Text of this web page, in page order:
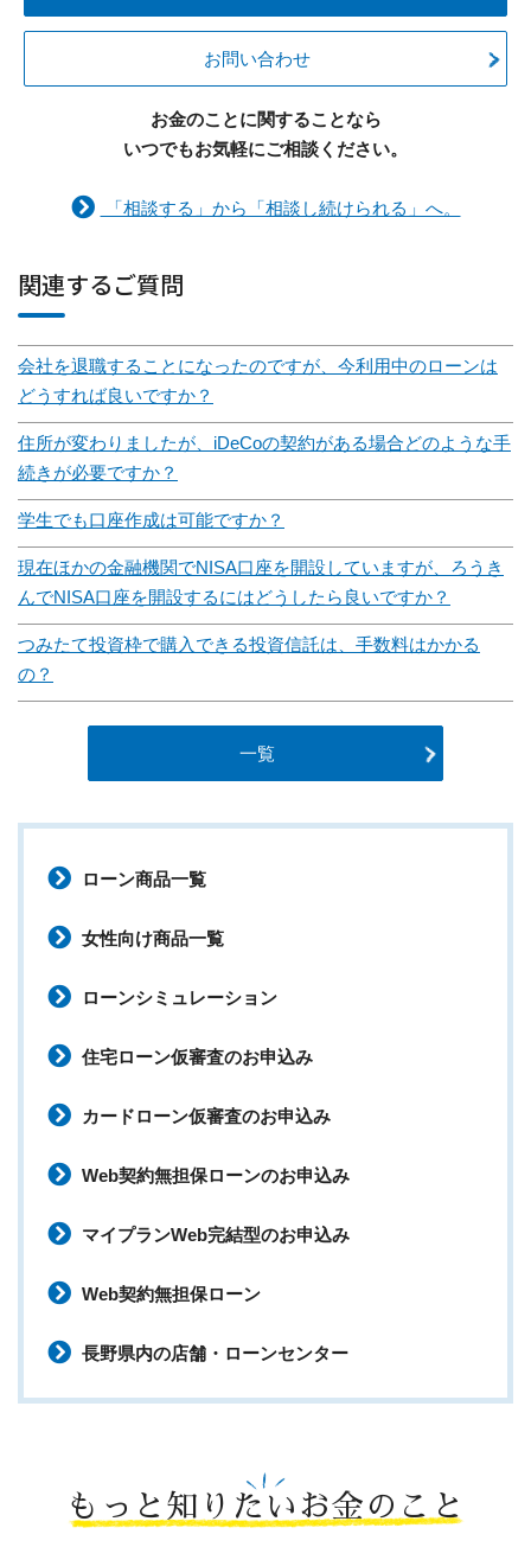
お問い合わせ
お金のことに関することなら
いつでもお気軽にご相談ください。
「相談する」から「相談し続けられる」へ。
関連するご質問
会社を退職することになったのですが、今利用中のローンは
どうすれば良いですか？
住所が変わりましたが、iDeCoの契約がある場合どのような手
続きが必要ですか？
学生でも口座作成は可能ですか？
現在ほかの金融機関でNISA口座を開設していますが、ろうき
んでNISA口座を開設するにはどうしたら良いですか？
つみたて投資枠で購入できる投資信託は、手数料はかかる
の？
一覧
ローン商品一覧
女性向け商品一覧
ローンシミュレーション
住宅ローン仮審査のお申込み
カードローン仮審査のお申込み
Web契約無担保ローンのお申込み
マイプランWeb完結型のお申込み
Web契約無担保ローン
長野県内の店舗・ローンセンター
もっと知りたいお金のこと